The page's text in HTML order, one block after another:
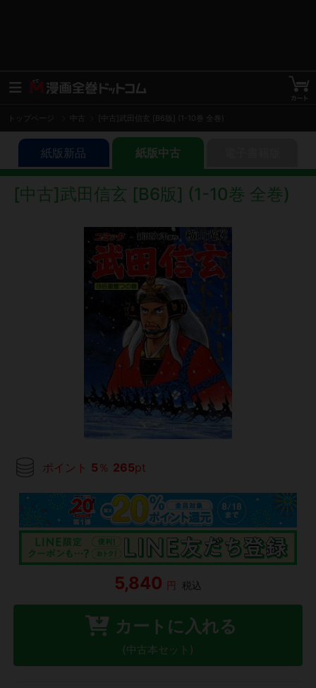
トップページ 中古 [中古]武田信玄 [B6版] (1-10巻 全巻)
紙版新品 紙版中古
[中古]武田信玄 [B6版] (1-10巻 全巻)
ポイント 5 ％ 265pt
5,840 円 税込
カートに入れる
(中古本セット)